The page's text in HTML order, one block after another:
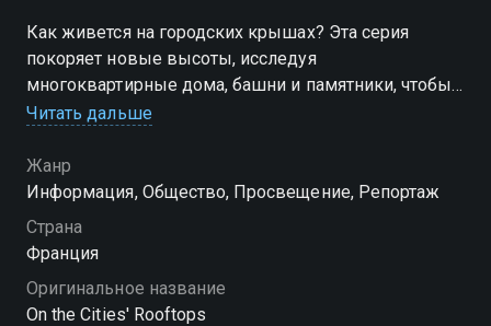
Как живется на городских крышах? Эта серия
покоряет новые высоты, исследуя
многоквартирные дома, башни и памятники, чтобы
открыть для себя мир, полный неожиданных
Посмотреть онлайн 1 сезон сериала Крыши городов
вы можете совершенно бесплатно в хорошем HD
качестве на Смотрёшке
Читать дальше
Жанр
Информация, Общество, Просвещение, Репортаж
Страна
Франция
Оригинальное название
On the Cities' Rooftops